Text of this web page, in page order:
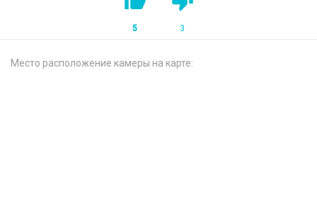
5 3
Место расположение камеры на карте: